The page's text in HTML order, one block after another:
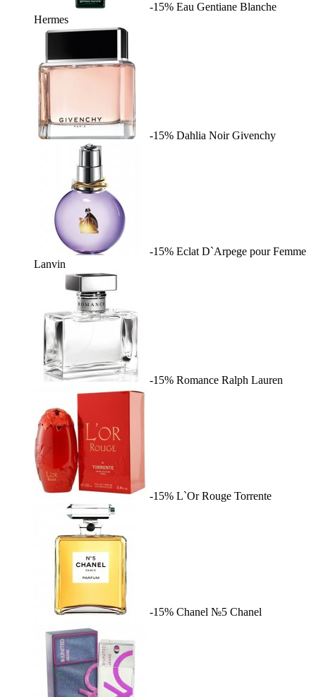
-15% Eau Gentiane Blanche
Hermes
-15% Dahlia Noir Givenchy
-15% Eclat D`Arpege pour Femme
Lanvin
-15% Romance Ralph Lauren
-15% L`Or Rouge Torrente
-15% Chanel №5 Chanel